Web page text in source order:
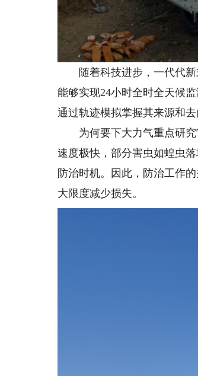
随着科技进步，一代代新
能够实现24小时全时全天候
通过轨迹模拟掌握其来源和
为何要下大力气重点研究
速度极快，部分害虫如蝗虫
防治时机。因此，防治工作
大限度减少损失。